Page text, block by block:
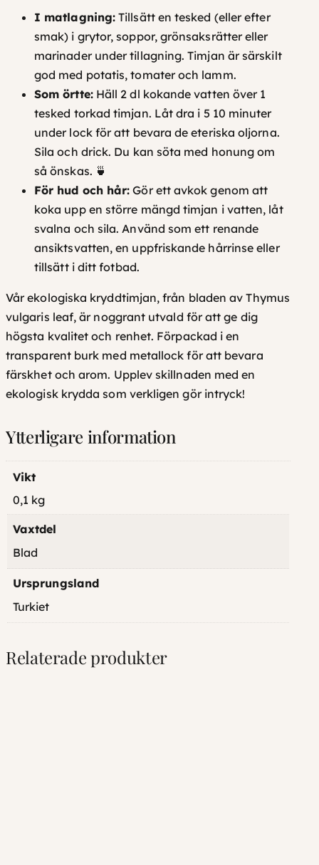
I matlagning: Tillsätt en tesked (eller efter
smak) i grytor, soppor, grönsaksrätter eller
marinader under tillagning. Timjan är särskilt
god med potatis, tomater och lamm.
Som örtte:Häll 2 dl kokande vatten över 1
tesked torkad timjan. Låt dra i 5 10 minuter
under lock för att bevara de eteriska oljorna.
Sila och drick. Du kan söta med honung om
så önskas. 🍵
För hud och hår: Gör ett avkok genom att
koka upp en större mängd timjan i vatten, låt
svalna och sila. Använd som ett renande
ansiktsvatten, en uppfriskande hårrinse eller
tillsätt i ditt fotbad.
Vår ekologiska kryddtimjan, från bladen avThymus
vulgaris leaf, är noggrant utvald för att ge dig
högsta kvalitet och renhet. Förpackad i en
transparent burk med metallock för att bevara
färskhet och arom. Upplev skillnaden med en
ekologisk krydda som verkligen gör intryck!
Ytterligare information
Vikt
0,1 kg
Vaxtdel
Blad
Ursprungsland
Turkiet
Relaterade produkter